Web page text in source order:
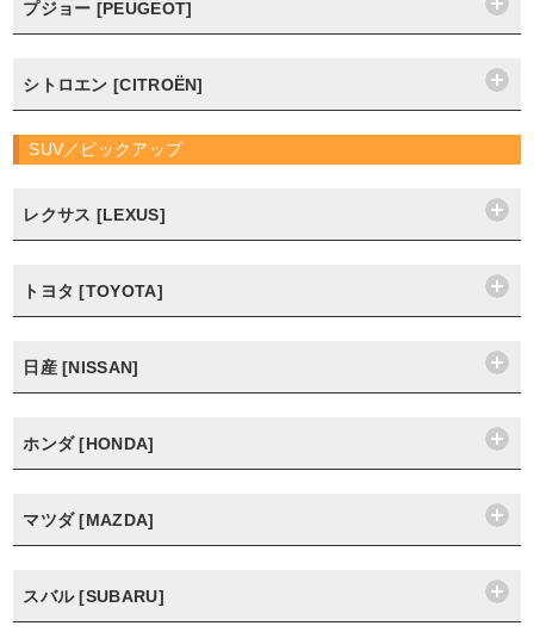
プジョー [PEUGEOT]
シトロエン [CITROËN]
SUV／ピックアップ
レクサス [LEXUS]
トヨタ [TOYOTA]
日産 [NISSAN]
ホンダ [HONDA]
マツダ [MAZDA]
スバル [SUBARU]